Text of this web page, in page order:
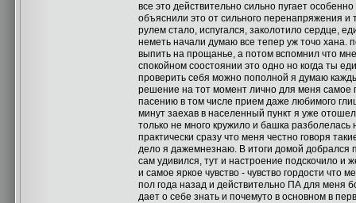
все это действительно сильно пугает
объяснили это от сильного перенапряжения
рулем стало, испугался, заколотило сердце,
неметь начали думаю все тепер уж точо хана.
выпить на прощанье, а потом вспомнил что
спокойном соостоянии это одно но когда ты
проверить себя можно пополной я думаю
решение на тот момент лично для меня самое
пасению в том числе прием даже любимого
минут заехав в населенный пункт я уже
только не много кружило и башка
практически сразу что меня честно говоря
дело я дажемнезнаю. В итоги домой добрался
сам удивился, тут и настроение подскочило и
и самое яркое чувство - чувство гордости что
пол года назад и действительно ПА для меня
дает о себе знать и почемуто в основном в